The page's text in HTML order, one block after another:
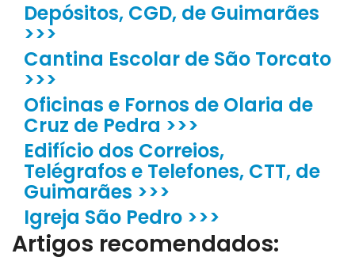
Depósitos, CGD, de Guimarães
>>>
Cantina Escolar de São Torcato
>>>
Oficinas e Fornos de Olaria de
Cruz de Pedra >>>
Edifício dos Correios,
Telégrafos e Telefones, CTT, de
Guimarães >>>
Igreja São Pedro >>>
Artigos recomendados: